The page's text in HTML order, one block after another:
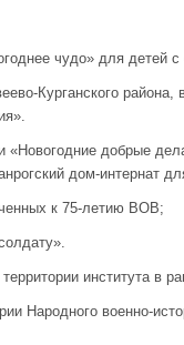
чудо» для детей с
Курганского района,
добрые
дом-интернат
к 75-летию ВОВ;
института в
Народного военно-